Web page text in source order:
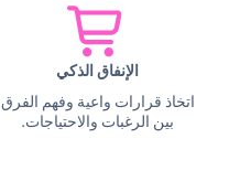
الإنفاق الذكي
اتخاذ قرارات واعية وفهم الفرق
بين الرغبات والاحتياجات.